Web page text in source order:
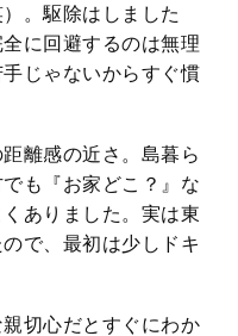
。駆除はしました
に回避するのは無理
じゃないからすぐ慣
離感の近さ。島暮ら
も『お家どこ？』な
ありました。実は東
で、最初は少しドキ
切心だとすぐにわか